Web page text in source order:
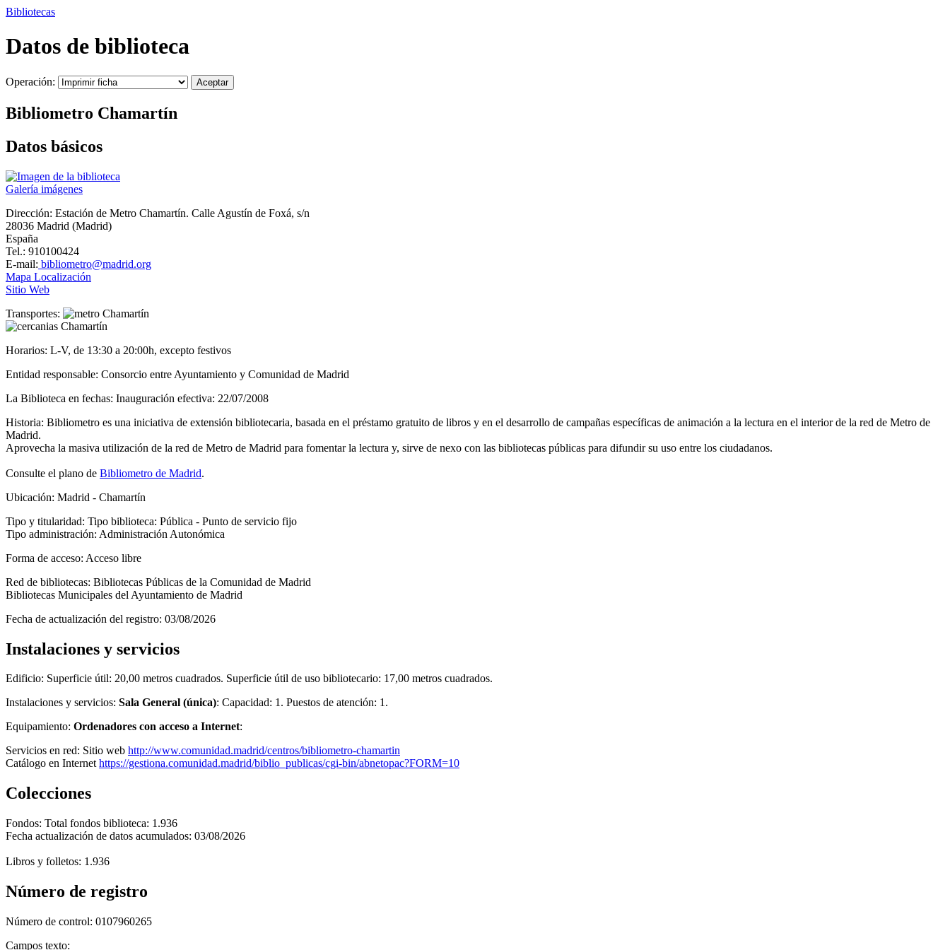
Bibliotecas
Datos de biblioteca
Operación:
Bibliometro Chamartín
Datos básicos
Galería imágenes
Dirección: Estación de Metro Chamartín. Calle Agustín de Foxá, s/n
28036 Madrid (Madrid)
España
Tel.: 910100424
E-mail: bibliometro@madrid.org
Mapa Localización
Sitio Web
Transportes:
Chamartín
Chamartín
Horarios: L-V, de 13:30 a 20:00h, excepto festivos
Entidad responsable: Consorcio entre Ayuntamiento y Comunidad de Madrid
La Biblioteca en fechas: Inauguración efectiva: 22/07/2008
Historia: Bibliometro es una iniciativa de extensión bibliotecaria, basada en el préstamo gratuito de libros y en el desarrollo de campañas específicas de animación a la lectura en el interior de la red de Metro de
Madrid.
Aprovecha la masiva utilización de la red de Metro de Madrid para fomentar la lectura y, sirve de nexo con las bibliotecas públicas para difundir su uso entre los ciudadanos.
Consulte el plano de Bibliometro de Madrid.
Ubicación: Madrid - Chamartín
Tipo y titularidad: Tipo biblioteca: Pública - Punto de servicio fijo
Tipo administración: Administración Autonómica
Forma de acceso: Acceso libre
Red de bibliotecas: Bibliotecas Públicas de la Comunidad de Madrid
Bibliotecas Municipales del Ayuntamiento de Madrid
Fecha de actualización del registro: 03/08/2026
Instalaciones y servicios
Edificio: Superficie útil: 20,00 metros cuadrados. Superficie útil de uso bibliotecario: 17,00 metros cuadrados.
Instalaciones y servicios: Sala General (única): Capacidad: 1. Puestos de atención: 1.
Equipamiento: Ordenadores con acceso a Internet:
Servicios en red: Sitio web http://www.comunidad.madrid/centros/bibliometro-chamartin
Catálogo en Internethttps://gestiona.comunidad.madrid/biblio_publicas/cgi-bin/abnetopac?FORM=10
Colecciones
Fondos: Total fondos biblioteca: 1.936
Fecha actualización de datos acumulados: 03/08/2026
Libros y folletos: 1.936
Número de registro
Número de control: 0107960265
Campos texto: